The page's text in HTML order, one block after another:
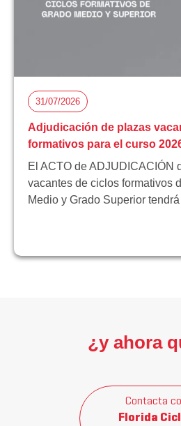
31/07/2026
Adjudicación de plazas
formativos para el curso
El ACTO de ADJUDICACIÓN
vacantes de ciclos formativos
Medio y Grado Superior
¿y ahora
Contacta
Florida